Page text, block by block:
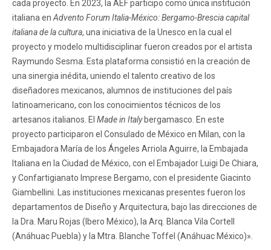
cada proyecto. En 2023, la AEF participo como única institución
italiana en Advento Forum Italia-México: Bergamo-Brescia capital
italiana de la cultura, una iniciativa de la Unesco en la cual el
proyecto y modelo multidisciplinar fueron creados por el artista
Raymundo Sesma. Esta plataforma consistió en la creación de
una sinergia inédita, uniendo el talento creativo de los
diseñadores mexicanos, alumnos de instituciones del país
latinoamericano, con los conocimientos técnicos de los
artesanos italianos. El Made in Italybergamasco. En este
proyecto participaron el Consulado de México en Milan, con la
Embajadora María de los Ángeles Arriola Aguirre, la Embajada
Italiana en la Ciudad de México, con el Embajador Luigi De Chiara,
y Confartigianato Imprese Bergamo, con el presidente Giacinto
Giambellini. Las instituciones mexicanas presentes fueron los
departamentos de Diseño y Arquitectura, bajo las direcciones de
la Dra. Maru Rojas (Ibero México), la Arq. Blanca Vila Cortell
(Anáhuac Puebla) y la Mtra. Blanche Toffel (Anáhuac México)».